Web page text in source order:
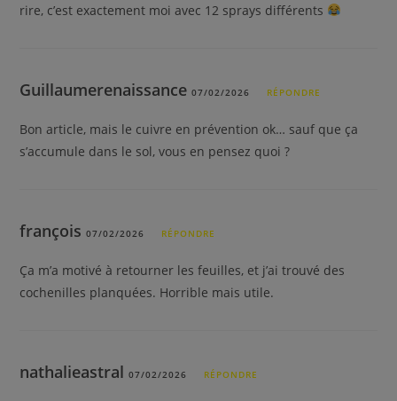
rire, c’est exactement moi avec 12 sprays différents
Guillaumerenaissance07/02/2026 RÉPONDRE
Bon article, mais le cuivre en prévention ok… sauf que ça
s’accumule dans le sol, vous en pensez quoi ?
françois07/02/2026 RÉPONDRE
Ça m’a motivé à retourner les feuilles, et j’ai trouvé des
cochenilles planquées. Horrible mais utile.
nathalieastral07/02/2026 RÉPONDRE